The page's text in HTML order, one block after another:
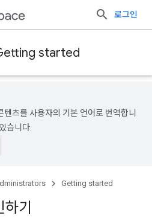
로그인
started
츠를 사용자의 기본 언어로 번역합니
습니다.
Getting started
기